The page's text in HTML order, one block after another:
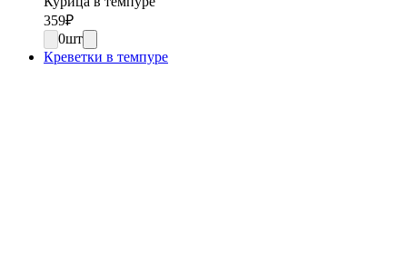
359₽
0шт
Креветки в темпуре